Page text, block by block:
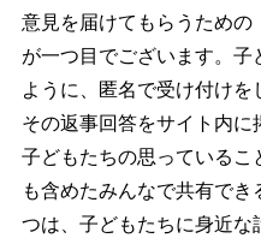
意見を届けてもらうための
が一つ目でございます。
ように、匿名で受け付けを
その返事回答をサイト内に
子どもたちの思っているこ
も含めたみんなで共有で
つは、子どもたちに身近な